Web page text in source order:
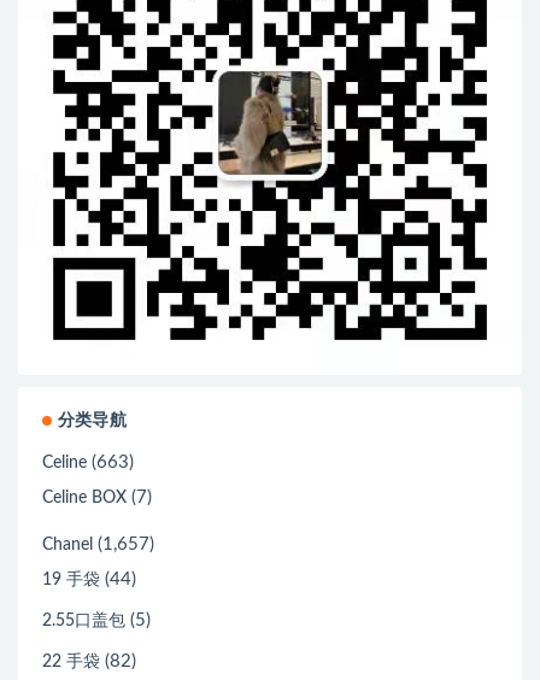
分类导航
Celine (663)
Celine BOX (7)
Chanel (1,657)
19 手袋 (44)
2.55口盖包 (5)
22 手袋 (82)